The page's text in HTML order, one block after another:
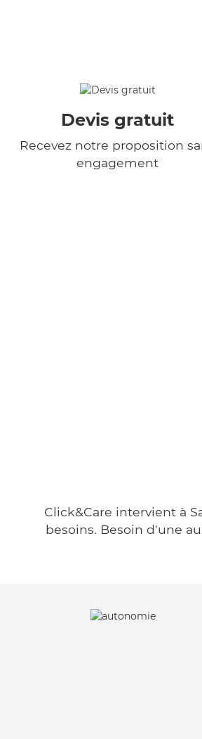
Devis gratuit
Recevez notre proposition
engagement
Click&Care intervient à
besoins. Besoin d'une